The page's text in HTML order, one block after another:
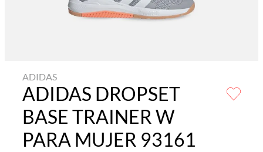
ADIDAS
ADIDAS DROPSET
BASE TRAINER W
PARA MUJER 93161